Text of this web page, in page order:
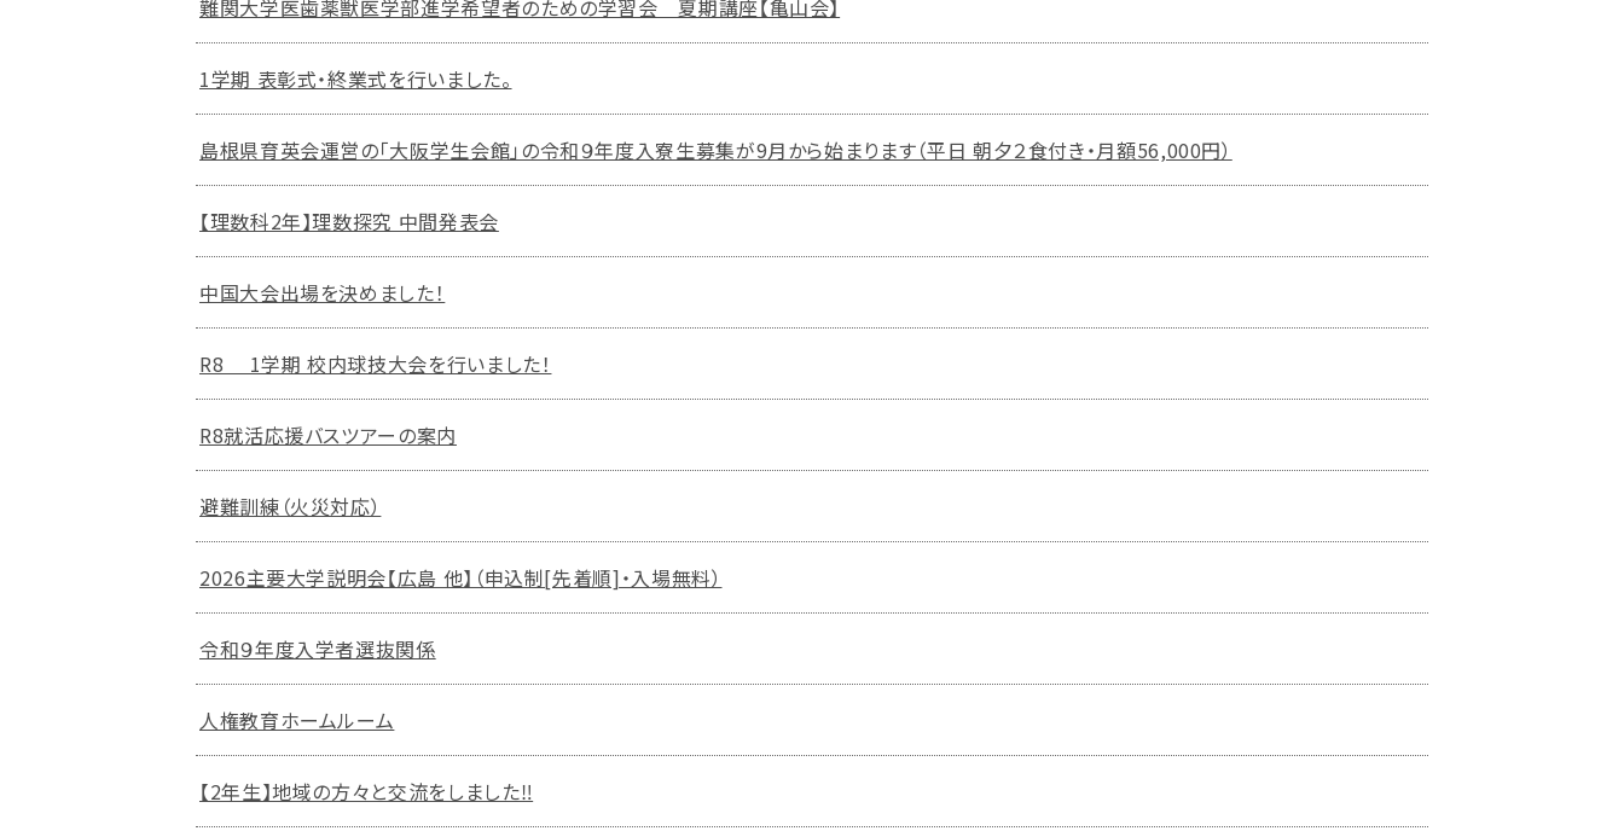
難関大学医歯薬獣医学部進学希望者のための学習会 夏期講座【亀山会】
1学期 表彰式・終業式を行いました。
島根県育英会運営の「大阪学生会館」の令和９年度入寮生募集が9月から始まります（平日 朝夕２食付き・月額56,000円）
【理数科2年】理数探究 中間発表会
中国大会出場を決めました！
R8 1学期 校内球技大会を行いました！
R8就活応援バスツアーの案内
避難訓練（火災対応）
2026主要大学説明会【広島 他】（申込制[先着順]・入場無料）
令和９年度入学者選抜関係
人権教育ホームルーム
【2年生】地域の方々と交流をしました‼